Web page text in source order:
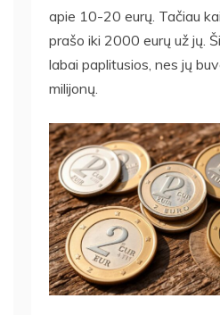
apie 10-20 eurų. Tačiau
prašo iki 2000 eurų už jų.
labai paplitusios, nes jų
milijonų.